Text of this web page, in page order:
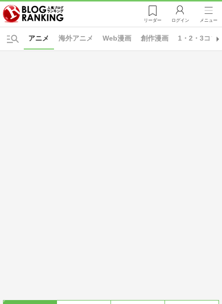
リーダー ログイン メニュー
海外アニメ Web漫画 創作漫画 1・2・3コマ
アニメ